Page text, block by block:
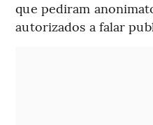
que pediram
autorizados a falar